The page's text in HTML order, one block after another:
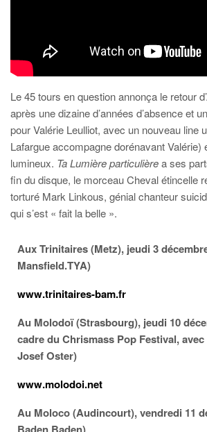
Le 45 tours en question annonça le retour
après une dizaine d’années d’absence et
pour Valérie Leulliot, avec un nouveau line
Lafargue accompagne dorénavant Valérie)
lumineux. Ta Lumière particulièrea ses
fin du disque, le morceau Cheval étincelle
torturé Mark Linkous, génial chanteur
qui s’est « fait la belle ».
Aux Trinitaires (Metz), jeudi 3
Mansfield.TYA)
www.trinitaires-bam.fr
Au Molodoï (Strasbourg), jeudi 10
cadre du Chrismass Pop Festival,
Josef Oster)
www.molodoi.net
Au Moloco(Audincourt), vendredi 11